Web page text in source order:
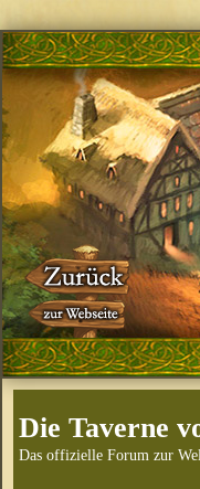
Die Taverne
Das offizielle Forum zur